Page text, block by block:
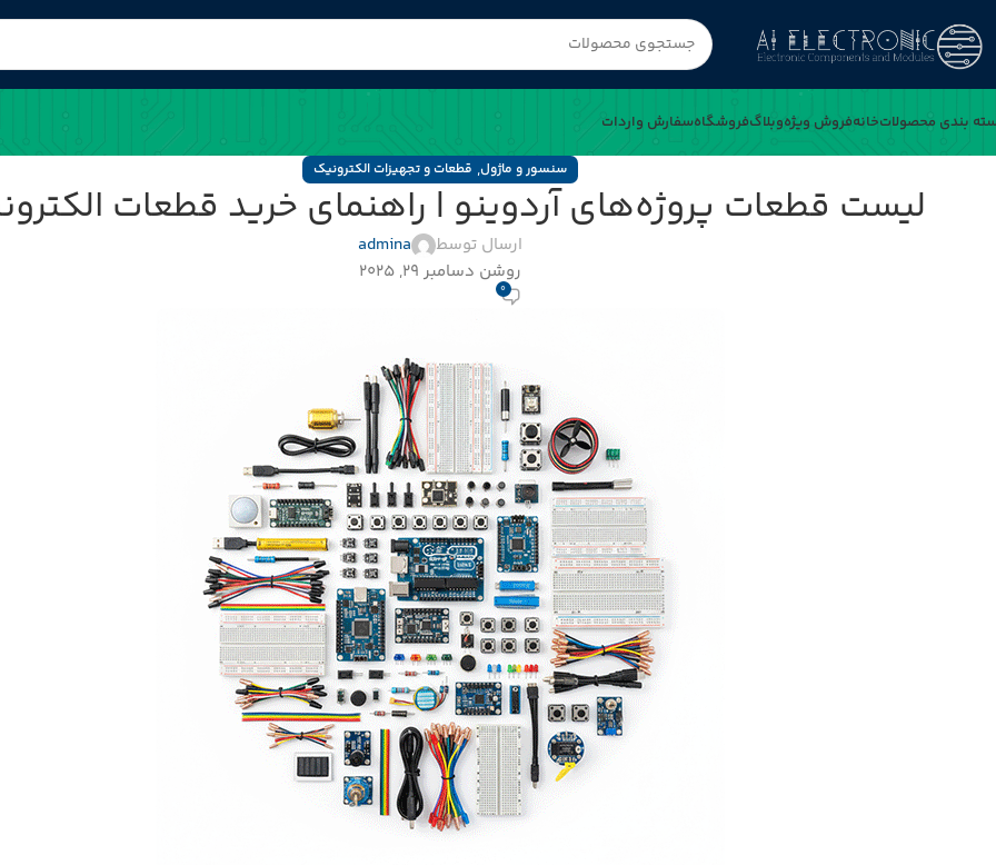
بندی محصولاتخانهفروش ویژهوبلاگفروشگاهسفارش واردات
سنسور و ماژول, قطعات و تجهیزات الکترونیک
لیست قطعات پروژه‌های آردوینو | راهنمای خرید قطعات
ارسال توسط
admina
روشن دسامبر 29, 2025
0